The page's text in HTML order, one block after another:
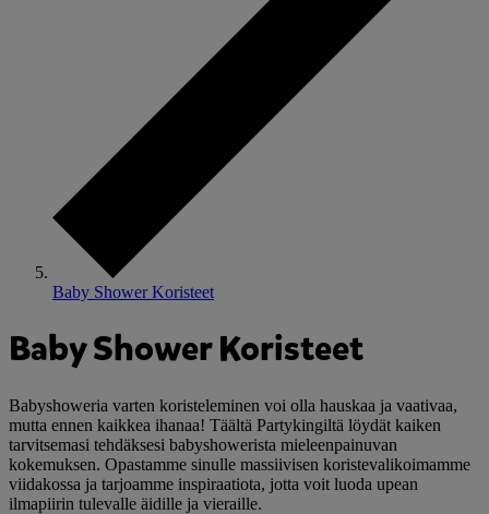
Baby Shower Koristeet
Baby Shower Koristeet
Babyshoweria varten koristeleminen voi olla hauskaa ja vaativaa,
mutta ennen kaikkea ihanaa! Täältä Partykingiltä löydät kaiken
tarvitsemasi tehdäksesi babyshowerista mieleenpainuvan
kokemuksen. Opastamme sinulle massiivisen koristevalikoimamme
viidakossa ja tarjoamme inspiraatiota, jotta voit luoda upean
ilmapiirin tulevalle äidille ja vieraille.